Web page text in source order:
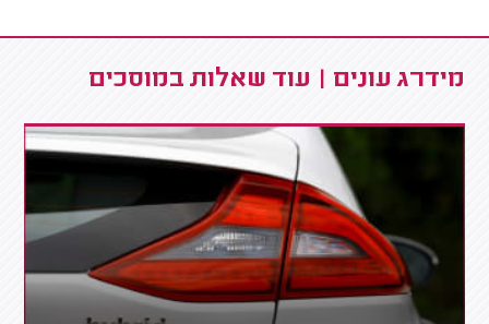
מידרג עונים | עוד שאלות במוסכים